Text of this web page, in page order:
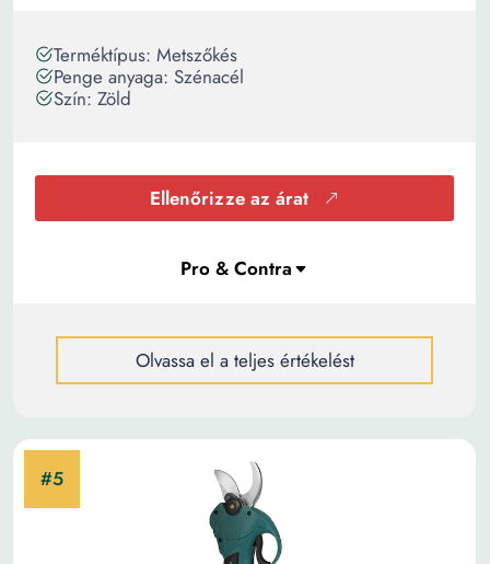
Terméktípus: Metszőkés
Penge anyaga: Szénacél
Szín: Zöld
Ellenőrizze az árat
Olvassa el a teljes értékelést